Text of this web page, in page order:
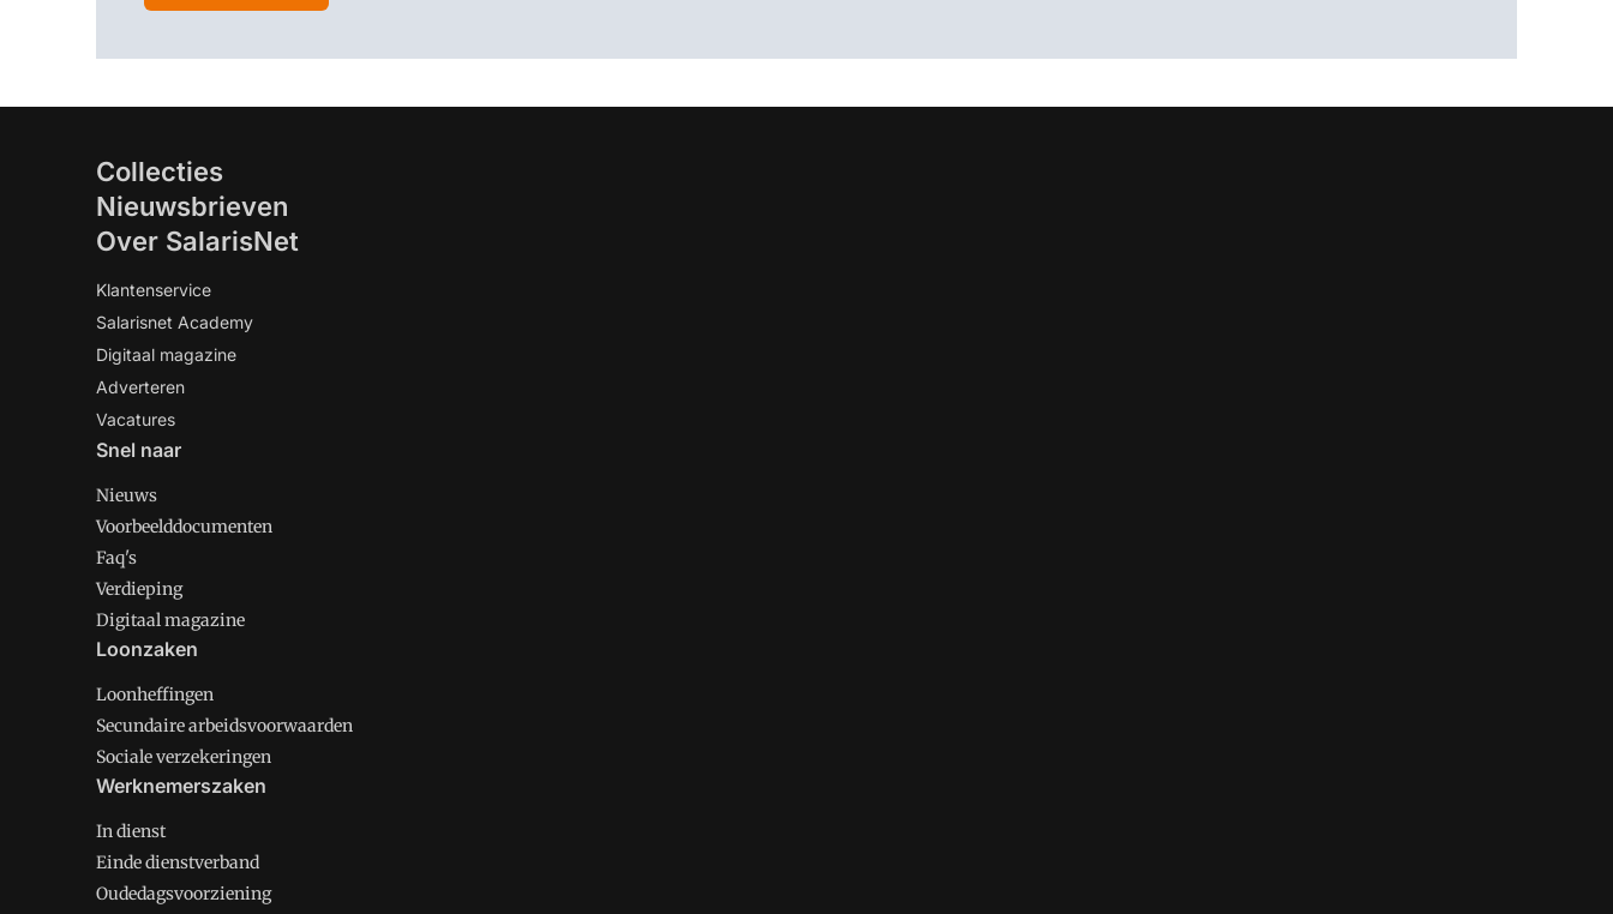
Collecties
Nieuwsbrieven
Over SalarisNet
Klantenservice
Salarisnet Academy
Digitaal magazine
Adverteren
Vacatures
Snel naar
Nieuws
Voorbeelddocumenten
Faq's
Verdieping
Digitaal magazine
Loonzaken
Loonheffingen
Secundaire arbeidsvoorwaarden
Sociale verzekeringen
Werknemerszaken
In dienst
Einde dienstverband
Oudedagsvoorziening